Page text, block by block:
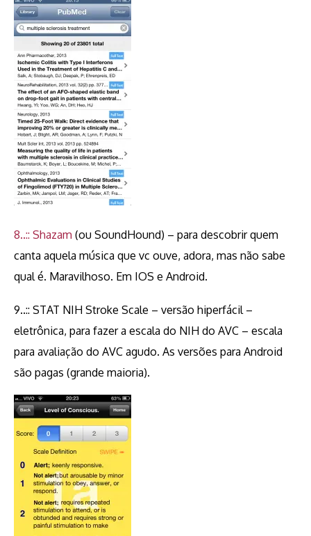
8..:: Shazam (ou SoundHound) – para descobrir quem
canta aquela música que vc ouve, adora, mas não sabe
qual é. Maravilhoso. Em IOS e Android.
9..:: STAT NIH Stroke Scale – versão hiperfácil –
eletrônica, para fazer a escala do NIH do AVC – escala
para avaliação do AVC agudo. As versões para Android
são pagas (grande maioria).